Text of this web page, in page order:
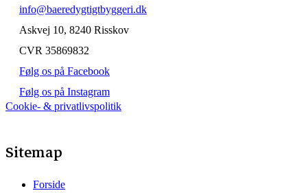
info@baeredygtigtbyggeri.dk
Askvej 10, 8240 Risskov
CVR 35869832
Følg os på Facebook
Følg os på Instagram
Cookie- & privatlivspolitik
Sitemap
Forside